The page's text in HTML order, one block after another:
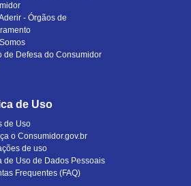
- Órgãos de
de Defesa do Consumidor
de Uso
de Uso
o Consumidor.gov.br
de uso
de Uso de Dados Pessoais
Frequentes (FAQ)